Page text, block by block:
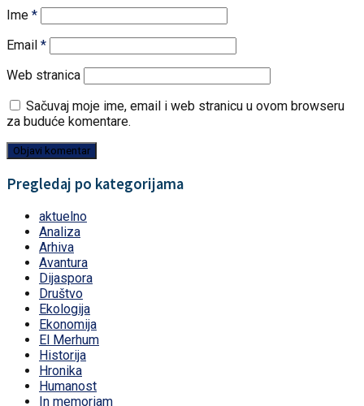
Ime *
Email *
Web stranica
Sačuvaj moje ime, email i web stranicu u ovom browseru
za buduće komentare.
Pregledaj po kategorijama
aktuelno
Analiza
Arhiva
Avantura
Dijaspora
Društvo
Ekologija
Ekonomija
El Merhum
Historija
Hronika
Humanost
In memoriam